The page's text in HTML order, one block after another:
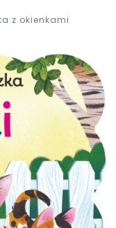
z okienkami